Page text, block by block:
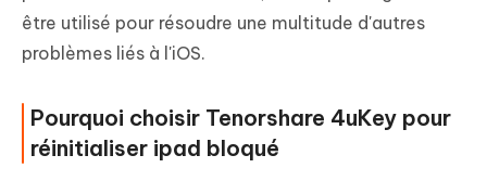
être utilisé pour résoudre une multitude d'autres
problèmes liés à l'iOS.
Pourquoi choisir Tenorshare 4uKey pour
réinitialiser ipad bloqué